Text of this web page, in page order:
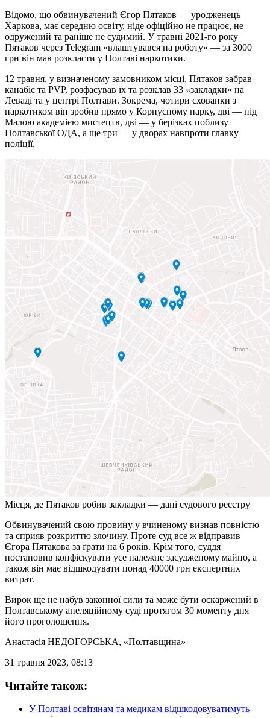
Відомо, що обвинувачений Єгор Пятаков — уродженець
Харкова, має середню освіту, ніде офіційно не працює, не
одружений та раніше не судимий. У травні 2021-го року
Пятаков через Telegram «влаштувався на роботу» — за 3000
грн він мав розкласти у Полтаві наркотики.
12 травня, у визначеному замовником місці, Пятаков забрав
канабіс та PVP, розфасував їх та розклав 33 «закладки» на
Леваді та у центрі Полтави. Зокрема, чотири схованки з
наркотиком він зробив прямо у Корпусному парку, дві — під
Малою академією мистецтв, дві — у берізках поблизу
Полтавської ОДА, а ще три — у дворах навпроти главку
поліції.
Місця, де Пятаков робив закладки — дані судового реєстру
Обвинувачений свою провину у вчиненому визнав повністю
та сприяв розкриттю злочину. Проте суд все ж відправив
Єгора Пятакова за ґрати на 6 років. Крім того, суддя
постановив конфіскувати усе належне засудженому майно, а
також він має відшкодувати понад 40000 грн експертних
витрат.
Вирок ще не набув законної сили та може бути оскаржений в
Полтавському апеляційному суді протягом 30 моменту дня
його проголошення.
Анастасія НЕДОГОРСЬКА, «Полтавщина»
31 травня 2023, 08:13
Читайте також:
У Полтаві освітянам та медикам відшкодовуватимуть